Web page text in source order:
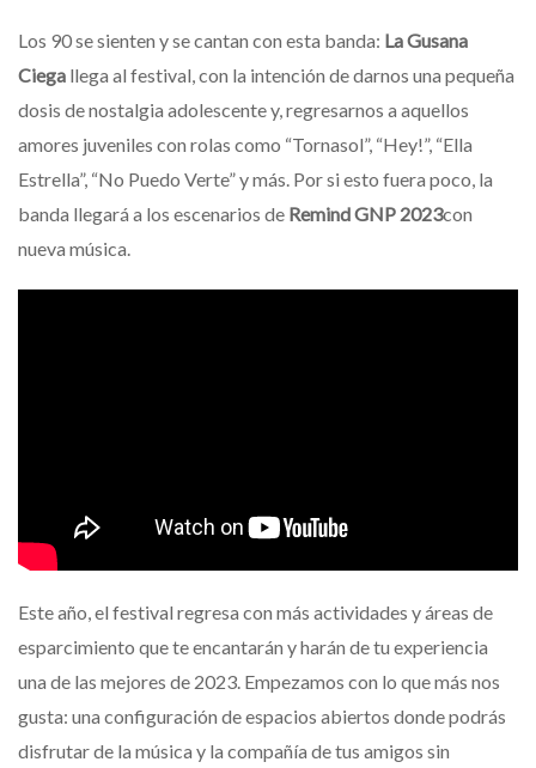
Los 90 se sienten y se cantan con esta banda: La Gusana
Ciega llega al festival, con la intención de darnos una pequeña
dosis de nostalgia adolescente y, regresarnos a aquellos
amores juveniles con rolas como “Tornasol”, “Hey!”, “Ella
Estrella”, “No Puedo Verte” y más. Por si esto fuera poco, la
banda llegará a los escenarios de Remind GNP 2023con
nueva música.
Este año, el festival regresa con más actividades y áreas de
esparcimiento que te encantarán y harán de tu experiencia
una de las mejores de 2023. Empezamos con lo que más nos
gusta: una configuración de espacios abiertos donde podrás
disfrutar de la música y la compañía de tus amigos sin